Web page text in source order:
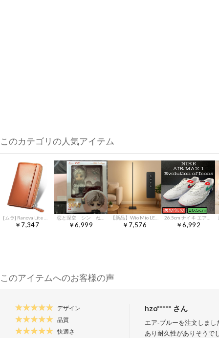
このカテゴリの人気アイテム
￥7,347 ￥6,999
【新品】Wio Mio LED 無段階調光調色 3色温度調光 リモコン付きフロアランプ 間接照明 タッチコントロール スタンドライト 12W フロアスタンドランプ 120cm シンプル スタンドライト 室内照明 おしゃれ 北欧フロアランプ 玄 bc5e4687
￥7,576 ￥6,992
このアイテムへのお客様の声
デザイン
品質
快適さ
hzo***** さん
エア-ブルーを注文しま
あり耐久性がありそうで